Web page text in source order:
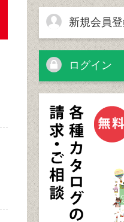
新規会員
ログイン